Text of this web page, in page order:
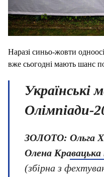
Наразі синьо-жовти
вже сьогодні мають шанс
Українські
Олімпіади-
ЗОЛОТО: Ольга
Олена
(збірна з